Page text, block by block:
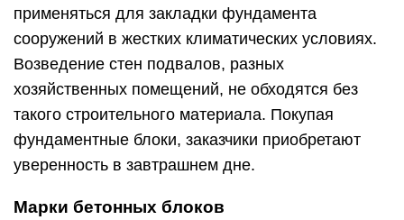
применяться для закладки фундамента
сооружений в жестких климатических условиях.
Возведение стен подвалов, разных
хозяйственных помещений, не обходятся без
такого строительного материала. Покупая
фундаментные блоки, заказчики приобретают
уверенность в завтрашнем дне.
Марки бетонных блоков